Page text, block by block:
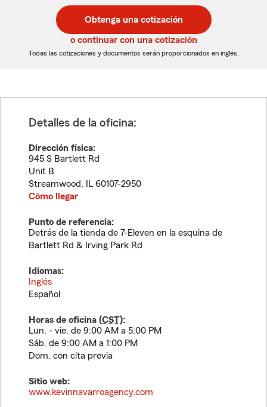
de
5
dígitos
de
5
dígitos
Obtenga una cotización
o continuar con una cotización
Todas las cotizaciones y documentos serán proporcionados en inglés.
Detalles de la oficina:
Dirección física:
945 S Bartlett Rd
Unit B
Streamwood, IL 60107-2950
Cómo llegar
Punto de referencia:
Detrás de la tienda de 7-Eleven en la esquina de
Bartlett Rd & Irving Park Rd
Idiomas:
Inglés
Español
Horas de oficina (CST):
Lun. - vie. de 9:00 AM a 5:00 PM
Sáb. de 9:00 AM a 1:00 PM
Dom. con cita previa
Sitio web:
www.kevinnavarroagency.com